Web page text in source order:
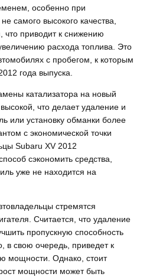
особенно при
самого высокого качества,
что приводит к снижению
расхода топлива. Это
с пробегом, к которым
года выпуска.
катализатора на новый
что делает удаление и
или установку обманки более
с экономической точки
Subaru XV 2012
сэкономить средства,
уже не находится на
стремятся
Считается, что удаление
пропускную способность
в свою очередь, приведет к
мощности. Однако, стоит
мощности может быть